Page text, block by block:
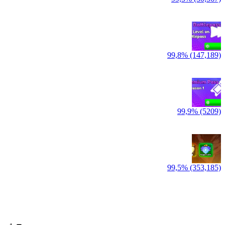
99,8% (147,189)
99,9% (5209)
99,5% (353,185)